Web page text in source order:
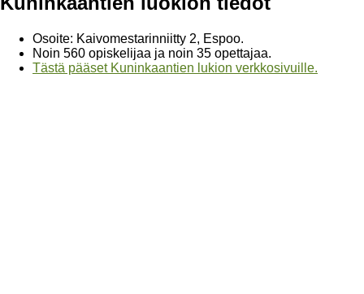
Osoite: Kaivomestarinniitty 2, Espoo.
Noin 560 opiskelijaa ja noin 35 opettajaa.
Tästä pääset Kuninkaantien lukion verkkosivuille.